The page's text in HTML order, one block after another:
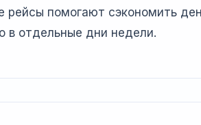
рейсы помогают сэкономить
в отдельные дни недели.